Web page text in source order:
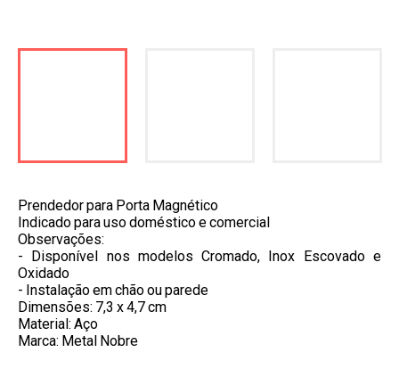
Prendedor para Porta Magnético
Indicado para uso doméstico e comercial
Observações:
- Disponível nos modelos Cromado, Inox Escovado e
Oxidado
- Instalação em chão ou parede
Dimensões: 7,3 x 4,7 cm
Material: Aço
Marca: Metal Nobre